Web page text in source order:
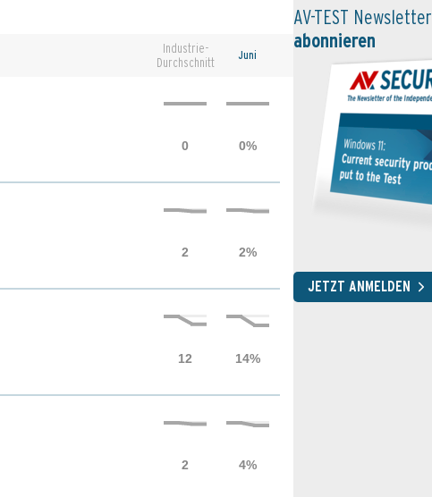
Industrie-
Durchschnitt
Juni
AV-TEST Newsletter
abonnieren
JETZT ANMELDEN